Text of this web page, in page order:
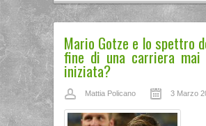
Mario Gotze e lo spettro
fine di una carriera mai
iniziata?
Mattia Policano 3 Marzo